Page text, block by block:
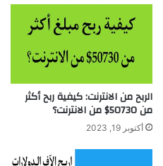
الربح من الانترنت: كيفية ربح أكثر
من 50730$ من الانترنت؟
أكتوبر 19, 2023